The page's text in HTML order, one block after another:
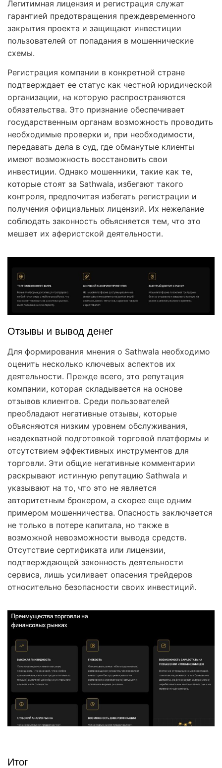
Легитимная лицензия и регистрация служат
гарантией предотвращения преждевременного
закрытия проекта и защищают инвестиции
пользователей от попадания в мошеннические
схемы.
Регистрация компании в конкретной стране
подтверждает ее статус как честной юридической
организации, на которую распространяются
обязательства. Это признание обеспечивает
государственным органам возможность проводить
необходимые проверки и, при необходимости,
передавать дела в суд, где обманутые клиенты
имеют возможность восстановить свои
инвестиции. Однако мошенники, такие как те,
которые стоят за Sathwala, избегают такого
контроля, предпочитая избегать регистрации и
получения официальных лицензий. Их нежелание
соблюдать законность объясняется тем, что это
мешает их аферистской деятельности.
Отзывы и вывод денег
Для формирования мнения о Sathwala необходимо
оценить несколько ключевых аспектов их
деятельности. Прежде всего, это репутация
компании, которая складывается на основе
отзывов клиентов. Среди пользователей
преобладают негативные отзывы, которые
объясняются низким уровнем обслуживания,
неадекватной подготовкой торговой платформы и
отсутствием эффективных инструментов для
торговли. Эти общие негативные комментарии
раскрывают истинную репутацию Sathwala и
указывают на то, что это не является
авторитетным брокером, а скорее еще одним
примером мошенничества. Опасность заключается
не только в потере капитала, но также в
возможной невозможности вывода средств.
Отсутствие сертификата или лицензии,
подтверждающей законность деятельности
сервиса, лишь усиливает опасения трейдеров
относительно безопасности своих инвестиций.
Итог